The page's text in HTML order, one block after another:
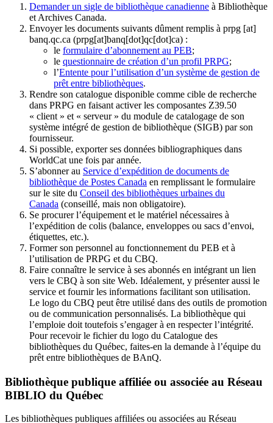
Demander un sigle de bibliothèque canadienne à Bibliothèque
et Archives Canada.
Envoyer les documents suivants dûment remplis à prpg [at]
banq.qc.ca (prpg[at]banq[dot]qc[dot]ca) :
le formulaire d’abonnement au PEB;
le questionnaire de création d’un profil PRPG;
l’Entente pour l’utilisation d’un système de gestion de
prêt entre bibliothèques.
Rendre son catalogue disponible comme cible de recherche
dans PRPG en faisant activer les composantes Z39.50
« client » et « serveur » du module de catalogage de son
système intégré de gestion de bibliothèque (SIGB) par son
fournisseur.
Si possible, exporter ses données bibliographiques dans
WorldCat une fois par année.
S’abonner au Service d’expédition de documents de
bibliothèque de Postes Canada en remplissant le formulaire
sur le site du Conseil des bibliothèques urbaines du
Canada (conseillé, mais non obligatoire).
Se procurer l’équipement et le matériel nécessaires à
l’expédition de colis (balance, enveloppes ou sacs d’envoi,
étiquettes, etc.).
Former son personnel au fonctionnement du PEB et à
l’utilisation de PRPG et du CBQ.
Faire connaître le service à ses abonnés en intégrant un lien
vers le CBQ à son site Web. Idéalement, y présenter aussi le
service et fournir les informations facilitant son utilisation.
Le logo du CBQ peut être utilisé dans des outils de promotion
ou de communication personnalisés. La bibliothèque qui
l’emploie doit toutefois s’engager à en respecter l’intégrité.
Pour recevoir le fichier du logo du Catalogue des
bibliothèques du Québec, faites-en la demande à l’équipe du
prêt entre bibliothèques de BAnQ.
Bibliothèque publique affiliée ou associée au Réseau
BIBLIO du Québec
Les bibliothèques publiques affiliées ou associées au Réseau